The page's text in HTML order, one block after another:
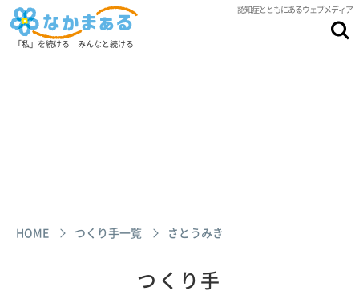
認知症とともにあるウェブメディア
「私」を続ける みんなと続ける
HOME つくり手一覧 さとうみき
つくり手